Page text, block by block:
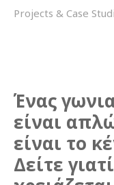
Projects & Case
Ένας
είναι
είναι το
Δείτε